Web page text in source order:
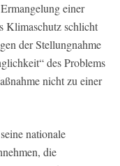
einer
Klimaschutz schlicht
der Stellungnahme
des Problems
nicht zu einer
nationale
die